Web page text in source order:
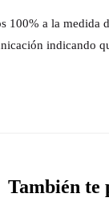
100% a la
indicando
También te